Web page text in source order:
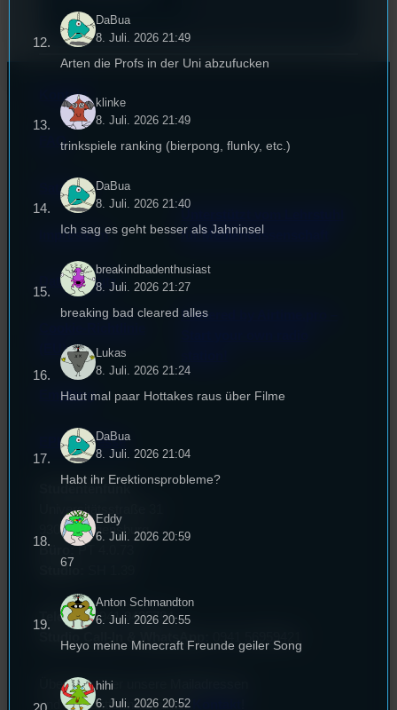
Kontakt
FAQ
Satzung
Impressum
Datenschutz
(EU)
Empfang
EPK & Presse
für Medienwissenschaft
Powered by Airtime.pro –
Universitätsstraße 31
93053 Regensburg
Büro:PT 4.0.73
Studio:
Telefon:0941 9435784
Studio Call-In & WhatsApp:
0941 56959421
Überblick über unsere Mailadressen
und Kontaktformular unter
DaBua
8. Juli. 2026 21:49
Arten die Profs in der Uni abzufucken
klinke
8. Juli. 2026 21:49
trinkspiele ranking (bierpong, flunky, etc.)
DaBua
8. Juli. 2026 21:40
Ich sag es geht besser als Jahninsel
breakindbadenthusiast
8. Juli. 2026 21:27
breaking bad cleared alles
Lukas
8. Juli. 2026 21:24
Haut mal paar Hottakes raus über Filme
DaBua
8. Juli. 2026 21:04
Habt ihr Erektionsprobleme?
Eddy
6. Juli. 2026 20:59
67
Anton Schmandton
6. Juli. 2026 20:55
Heyo meine Minecraft Freunde geiler Song
hihi
6. Juli. 2026 20:52